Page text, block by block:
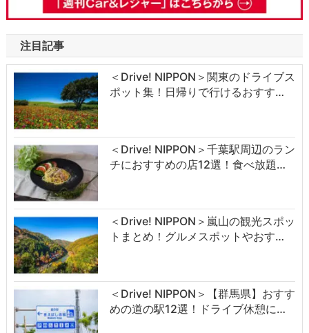
注目記事
＜Drive! NIPPON＞関東のドライブス
ポット集！日帰りで行けるおすす…
＜Drive! NIPPON＞千葉駅周辺のラン
チにおすすめの店12選！食べ放題…
＜Drive! NIPPON＞嵐山の観光スポッ
トまとめ！グルメスポットやおす…
＜Drive! NIPPON＞【群馬県】おすす
めの道の駅12選！ドライブ休憩に…